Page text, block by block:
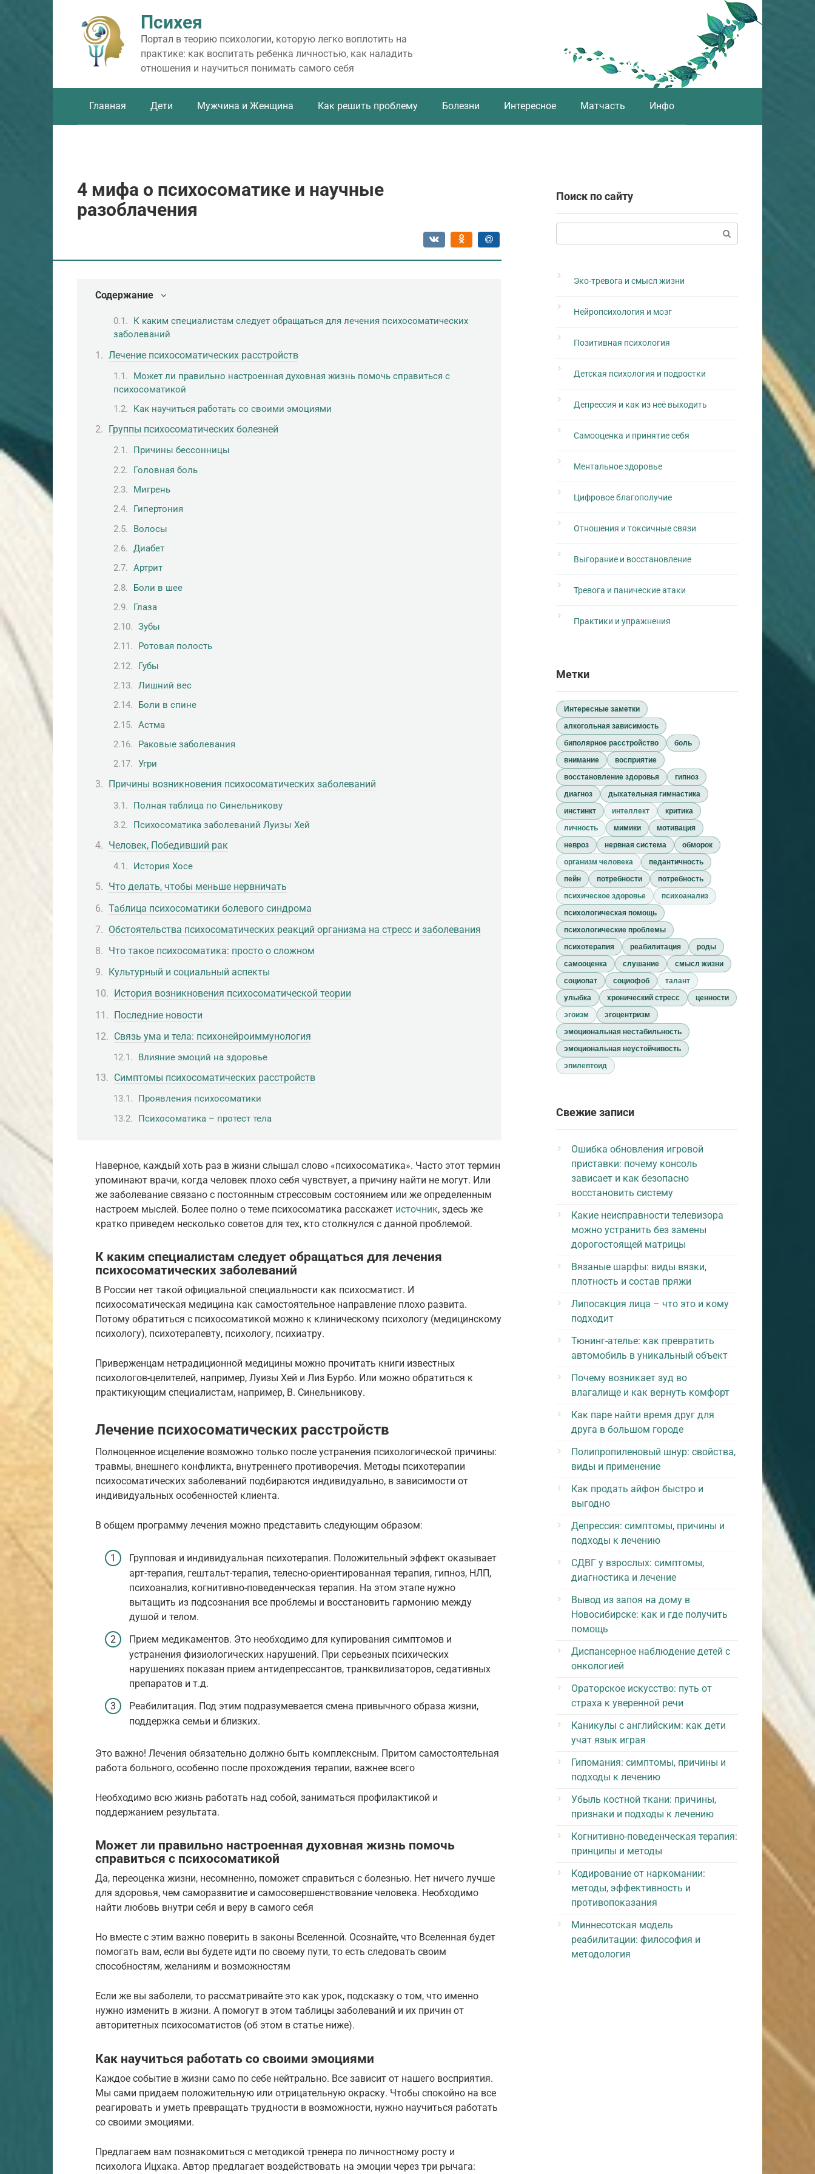
Психея
Портал в теорию психологии, которую легко воплотить на
практике: как воспитать ребенка личностью, как наладить
отношения и научиться понимать самого себя
Главная Дети Мужчина и Женщина Как решить проблему Болезни Интересное Матчасть Инфо
4 мифа о психосоматике и научные
разоблачения
Содержание
К каким специалистам следует обращаться для лечения психосоматических
заболеваний
Лечение психосоматических расстройств
Может ли правильно настроенная духовная жизнь помочь справиться с
психосоматикой
Как научиться работать со своими эмоциями
Группы психосоматических болезней
Причины бессонницы
Головная боль
Мигрень
Гипертония
Волосы
Диабет
Артрит
Боли в шее
Глаза
Зубы
Ротовая полость
Губы
Лишний вес
Боли в спине
Астма
Раковые заболевания
Угри
Причины возникновения психосоматических заболеваний
Полная таблица по Синельникову
Психосоматика заболеваний Луизы Хей
Человек, Победивший рак
История Хосе
Что делать, чтобы меньше нервничать
Таблица психосоматики болевого синдрома
Обстоятельства психосоматических реакций организма на стресс и заболевания
Что такое психосоматика: просто о сложном
Культурный и социальный аспекты
История возникновения психосоматической теории
Последние новости
Связь ума и тела: психонейроиммунология
Влияние эмоций на здоровье
Симптомы психосоматических расстройств
Проявления психосоматики
Психосоматика – протест тела
Наверное, каждый хоть раз в жизни слышал слово «психосоматика». Часто этот термин
упоминают врачи, когда человек плохо себя чувствует, а причину найти не могут. Или
же заболевание связано с постоянным стрессовым состоянием или же определенным
настроем мыслей. Более полно о теме психосоматика расскажет источник, здесь же
кратко приведем несколько советов для тех, кто столкнулся с данной проблемой.
К каким специалистам следует обращаться для лечения
психосоматических заболеваний
В России нет такой официальной специальности как психосматист. И
психосоматическая медицина как самостоятельное направление плохо развита.
Потому обратиться с психосоматикой можно к клиническому психологу (медицинскому
психологу), психотерапевту, психологу, психиатру.
Приверженцам нетрадиционной медицины можно прочитать книги известных
психологов-целителей, например, Луизы Хей и Лиз Бурбо. Или можно обратиться к
практикующим специалистам, например, В. Синельникову.
Лечение психосоматических расстройств
Полноценное исцеление возможно только после устранения психологической причины:
травмы, внешнего конфликта, внутреннего противоречия. Методы психотерапии
психосоматических заболеваний подбираются индивидуально, в зависимости от
индивидуальных особенностей клиента.
В общем программу лечения можно представить следующим образом:
Групповая и индивидуальная психотерапия. Положительный эффект оказывает
арт-терапия, гештальт-терапия, телесно-ориентированная терапия, гипноз, НЛП,
психоанализ, когнитивно-поведенческая терапия. На этом этапе нужно
вытащить из подсознания все проблемы и восстановить гармонию между
душой и телом.
Прием медикаментов. Это необходимо для купирования симптомов и
устранения физиологических нарушений. При серьезных психических
нарушениях показан прием антидепрессантов, транквилизаторов, седативных
препаратов и т.д.
Реабилитация. Под этим подразумевается смена привычного образа жизни,
поддержка семьи и близких.
Это важно! Лечения обязательно должно быть комплексным. Притом самостоятельная
работа больного, особенно после прохождения терапии, важнее всего
Необходимо всю жизнь работать над собой, заниматься профилактикой и
поддержанием результата.
Может ли правильно настроенная духовная жизнь помочь
справиться с психосоматикой
Да, переоценка жизни, несомненно, поможет справиться с болезнью. Нет ничего лучше
для здоровья, чем саморазвитие и самосовершенствование человека. Необходимо
найти любовь внутри себя и веру в самого себя
Но вместе с этим важно поверить в законы Вселенной. Осознайте, что Вселенная будет
помогать вам, если вы будете идти по своему пути, то есть следовать своим
способностям, желаниям и возможностям
Если же вы заболели, то рассматривайте это как урок, подсказку о том, что именно
нужно изменить в жизни. А помогут в этом таблицы заболеваний и их причин от
авторитетных психосоматистов (об этом в статье ниже).
Как научиться работать со своими эмоциями
Каждое событие в жизни само по себе нейтрально. Все зависит от нашего восприятия.
Мы сами придаем положительную или отрицательную окраску. Чтобы спокойно на все
реагировать и уметь превращать трудности в возможности, нужно научиться работать
со своими эмоциями.
Предлагаем вам познакомиться с методикой тренера по личностному росту и
психолога Ицхака. Автор предлагает воздействовать на эмоции через три рычага:
Поиск по сайту
Эко-тревога и смысл жизни
Нейропсихология и мозг
Позитивная психология
Детская психология и подростки
Депрессия и как из неё выходить
Самооценка и принятие себя
Ментальное здоровье
Цифровое благополучие
Отношения и токсичные связи
Выгорание и восстановление
Тревога и панические атаки
Практики и упражнения
Метки
Интересные заметки
алкогольная зависимость
биполярное расстройство
боль
внимание
восприятие
восстановление здоровья
гипноз
диагноз
дыхательная гимнастика
инстинкт
интеллект
критика
личность
мимики
мотивация
невроз
нервная система
обморок
организм человека
педантичность
пейн
потребности
потребность
психическое здоровье
психоанализ
психологическая помощь
психологические проблемы
психотерапия
реабилитация
роды
самооценка
слушание
смысл жизни
социопат
социофоб
талант
улыбка
хронический стресс
ценности
эгоизм
эгоцентризм
эмоциональная нестабильность
эмоциональная неустойчивость
эпилептоид
Свежие записи
Ошибка обновления игровой
приставки: почему консоль
зависает и как безопасно
восстановить систему
Какие неисправности телевизора
можно устранить без замены
дорогостоящей матрицы
Вязаные шарфы: виды вязки,
плотность и состав пряжи
Липосакция лица – что это и кому
подходит
Тюнинг-ателье: как превратить
автомобиль в уникальный объект
Почему возникает зуд во
влагалище и как вернуть комфорт
Как паре найти время друг для
друга в большом городе
Полипропиленовый шнур: свойства,
виды и применение
Как продать айфон быстро и
выгодно
Депрессия: симптомы, причины и
подходы к лечению
СДВГ у взрослых: симптомы,
диагностика и лечение
Вывод из запоя на дому в
Новосибирске: как и где получить
помощь
Диспансерное наблюдение детей с
онкологией
Ораторское искусство: путь от
страха к уверенной речи
Каникулы с английским: как дети
учат язык играя
Гипомания: симптомы, причины и
подходы к лечению
Убыль костной ткани: причины,
признаки и подходы к лечению
Когнитивно-поведенческая терапия:
принципы и методы
Кодирование от наркомании:
методы, эффективность и
противопоказания
Миннесотская модель
реабилитации: философия и
методология